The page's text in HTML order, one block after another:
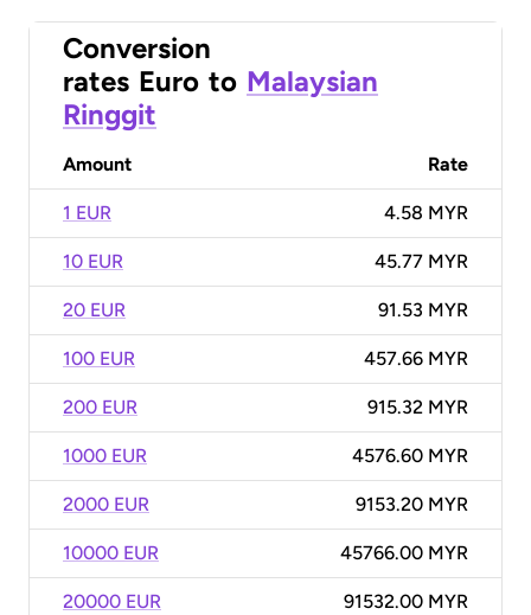
Conversion
rates Euro to Malaysian
Ringgit
Amount Rate
1 EUR 4.58 MYR
10 EUR 45.77 MYR
20 EUR 91.53 MYR
100 EUR 457.66 MYR
200 EUR 915.32 MYR
1000 EUR 4576.60 MYR
2000 EUR 9153.20 MYR
10000 EUR 45766.00 MYR
20000 EUR 91532.00 MYR